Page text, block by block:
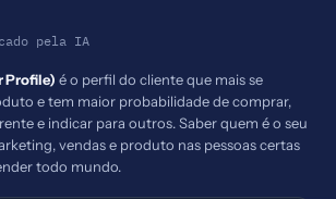
pela IA
Profile) é o perfil do cliente que mais se
e tem maior probabilidade de comprar,
e indicar para outros. Saber quem é o seu
vendas e produto nas pessoas certas
todo mundo.